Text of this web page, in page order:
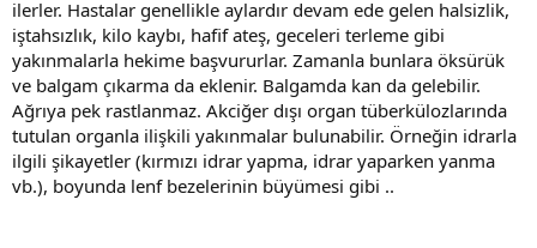
ilerler. Hastalar genellikle aylardır devam ede gelen halsizlik,
iştahsızlık, kilo kaybı, hafif ateş, geceleri terleme gibi
yakınmalarla hekime başvururlar. Zamanla bunlara öksürük
ve balgam çıkarma da eklenir. Balgamda kan da gelebilir.
Ağrıya pek rastlanmaz. Akciğer dışı organ tüberkülozlarında
tutulan organla ilişkili yakınmalar bulunabilir. Örneğin idrarla
ilgili şikayetler (kırmızı idrar yapma, idrar yaparken yanma
vb.), boyunda lenf bezelerinin büyümesi gibi ..